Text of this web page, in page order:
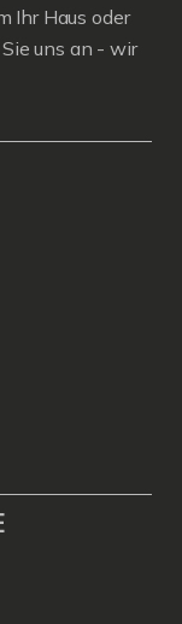
Ihr Haus oder
uns an - wir